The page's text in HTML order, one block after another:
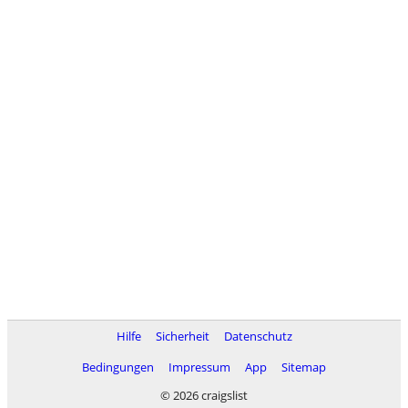
Hilfe Sicherheit
Datenschutz
Bedingungen
Impressum App
Sitemap
© 2026 craigslist